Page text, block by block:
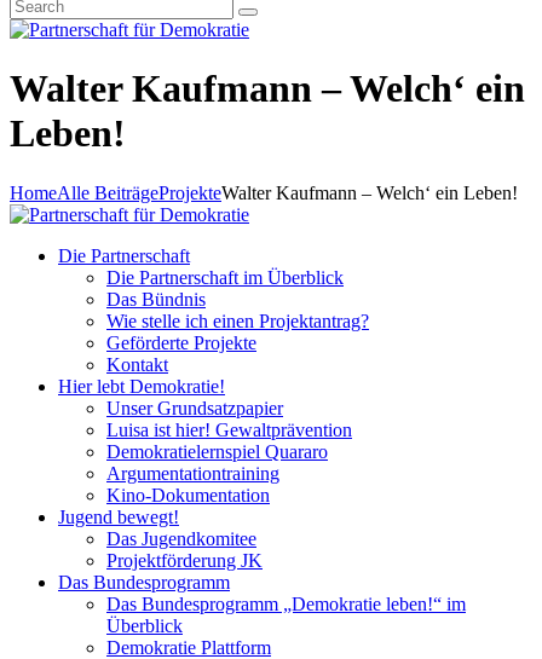
Walter Kaufmann – Welch‘ ein
Leben!
HomeAlle BeiträgeProjekteWalter Kaufmann – Welch‘ ein Leben!
Die Partnerschaft
Die Partnerschaft im Überblick
Das Bündnis
Wie stelle ich einen Projektantrag?
Geförderte Projekte
Kontakt
Hier lebt Demokratie!
Unser Grundsatzpapier
Luisa ist hier! Gewaltprävention
Demokratielernspiel Quararo
Argumentationtraining
Kino-Dokumentation
Jugend bewegt!
Das Jugendkomitee
Projektförderung JK
Das Bundesprogramm
Das Bundesprogramm „Demokratie leben!“ im
Überblick
Demokratie Plattform